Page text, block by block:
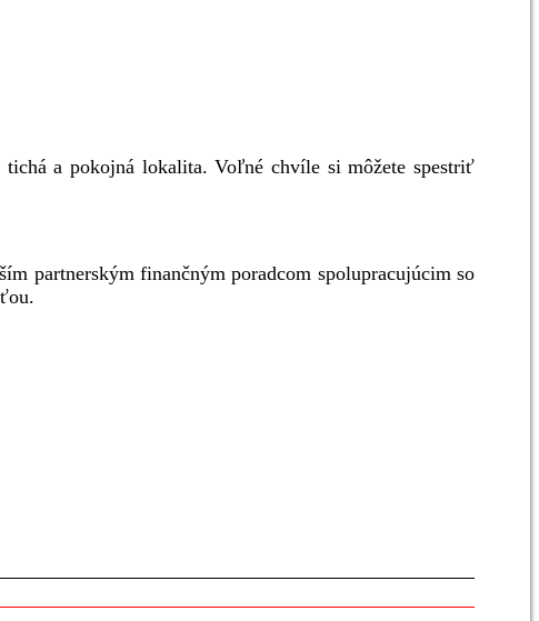
tichá a pokojná lokalita. Voľné chvíle si môžete spestriť
partnerským finančným poradcom spolupracujúcim so